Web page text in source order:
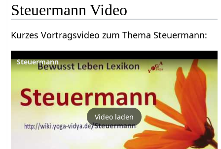
Steuermann‏‎ Video
Kurzes Vortragsvideo zum Thema Steuermann‏‎:
Steuermann
Video laden